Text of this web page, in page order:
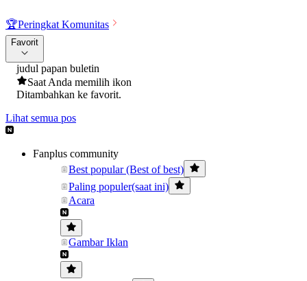
🏆Peringkat Komunitas
Favorit
judul papan buletin
Saat Anda memilih ikon
Ditambahkan ke favorit.
Lihat semua pos
Fanplus community
Best popular (Best of best)
Paling populer(saat ini)
Acara
Gambar Iklan